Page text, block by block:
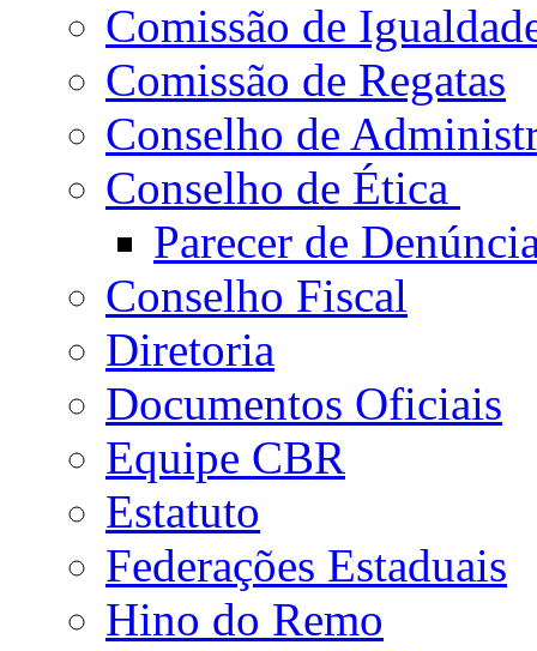
Comissão de
Comissão de Regatas
Conselho de
Conselho de Ética
Parecer de
Conselho Fiscal
Diretoria
Documentos Oficiais
Equipe CBR
Estatuto
Federações Estaduais
Hino do Remo